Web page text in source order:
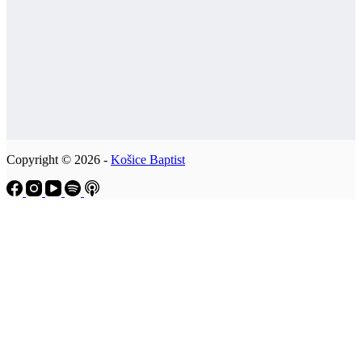
Copyright © 2026 - Košice Baptist